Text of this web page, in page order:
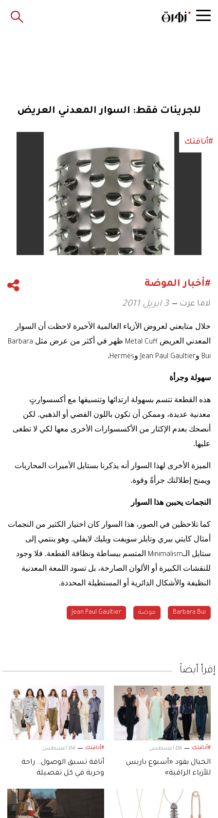
للجريئات فقط: السوار المعدني العريض
#أناقتك
#أخبار الموضة
لاما عزت 3 ابريل 2011
خلال متابعتي لعروض الأزياء العالمية الأخيرة لاحظت أن السوار
المعدني العريض Metal Cuff ظهر في أكثر من عرض مثل Barbara
Bui وJean Paul Gaultier وHermès
.
سهولة وجرأة
هذه القطعة تتسم بسهولة ارتدائها وتنسيقها مع أكسسوارتٍ
معدنية عديدة، وممكن أن تكون باللون الفضي أو الذهبي. لكن
أنصحك بعدم الإكثار من الأكسسوارات الأخرى معها لكي لا تطغى
عليها.
الميزة الأخرى لهذا السوار أنه يذكرنا بستايل الأميرات المحاربات
ويمنح إطلالتك جرأةً وقوة.
النجمات يحببن هذا السوار
كما تلاحظين في الصور، هذا السوار كان اختيار الكثير من النجمات
أمثال كايتي بيري وتايلر سويفت وبليك لايفلي. وهو ينتمي إلى
ستايل الـMinimalism المتسم ببساطة ونظافة القطعة. فلا وجود
للنقشات الكبيرة أو الألوان الصارخة، بل تسود اللمعة المعدنية
النظيفة والأشكال الدائرية أو المستطيلة المحددة.
Barbara Bui موضة Jean Paul Gaultier
إقرأ أيضاً
#أناقتك 06 أغسطس
الخيال يقود «أسبوع باريس
للأزياء الراقية»
#أناقتك 04 أغسطس
أناقة تسبق الوصول.. راحة
وحرية في كل تفصيلة